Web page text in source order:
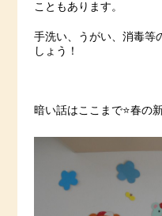
こともあります。
手洗い、うがい、消毒等
しょう！
暗い話はここまで⭐️春の